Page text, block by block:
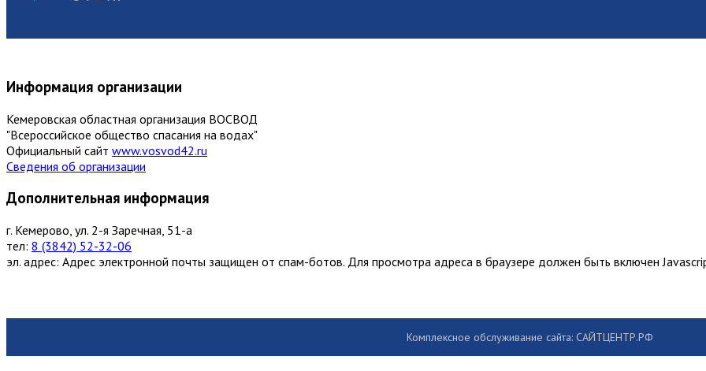
Информация организации
Кемеровская областная организация ВОСВОД
"Всероссийское общество спасания на водах"
Официальный сайт www.vosvod42.ru
Сведения об организации
Дополнительная информация
г. Кемерово, ул. 2-я Заречная, 51-а
тел: 8 (3842) 52-32-06
эл. адрес: Адрес электронной почты защищен от спам-ботов. Для просмотра адреса в браузере должен быть включен
Комплексное обслуживание сайта: САЙТЦЕНТР.РФ